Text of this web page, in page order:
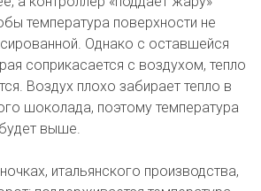
температура поверхности не
Однако с оставшейся
соприкасается с воздухом, тепло
Воздух плохо забирает тепло в
шоколада, поэтому температура
выше.
итальянского производства,